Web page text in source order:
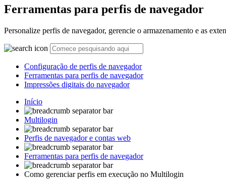
Ferramentas para perfis de navegador
Personalize perfis de navegador, gerencie o armazenamento e as
Configuração de perfis de navegador
Ferramentas para perfis de navegador
Impressões digitais do navegador
Início
Multilogin
Perfis de navegador e contas web
Ferramentas para perfis de navegador
Como gerenciar perfis em execução no Multilogin